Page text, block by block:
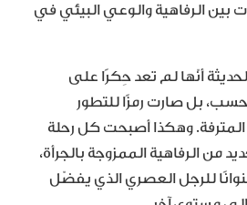
بين الرفاهية والوعي البيئي في
أنّها لم تعد حِكرًا على
بل صارت رمزًا للتطور
وهكذا أصبحت كل رحلة
من الرفاهية الممزوجة بالجرأة،
للرجل العصري الذي يفضّل